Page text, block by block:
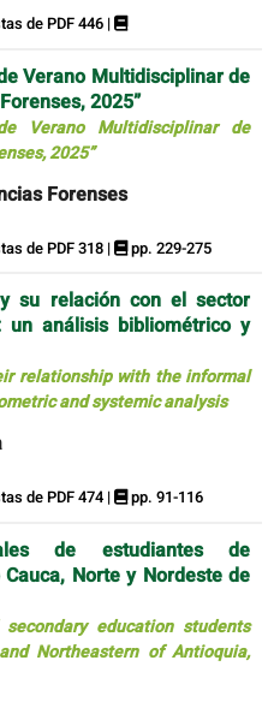
de PDF 446 |
Verano Multidisciplinar de
2025”
Verano Multidisciplinar de
2025”
Forenses
de PDF 318 | pp. 229-275
su relación con el sector
análisis bibliométrico y
relationship with the informal
and systemic analysis
de PDF 474 | pp. 91-116
de estudiantes de
Norte y Nordeste de
education students
Northeastern of Antioquia,